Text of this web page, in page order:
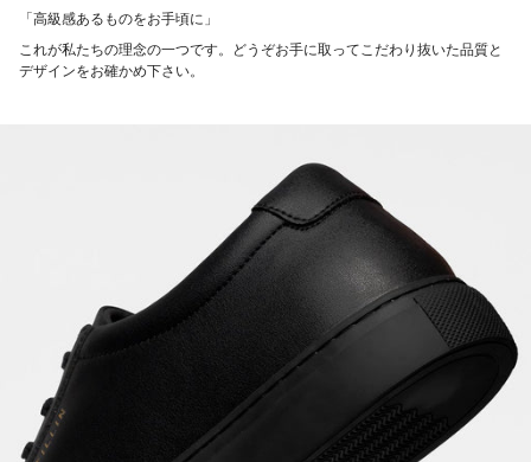
「高級感あるものをお手頃に」
これが私たちの理念の一つです。どうぞお手に取ってこだわり抜いた品質と
デザインをお確かめ下さい。